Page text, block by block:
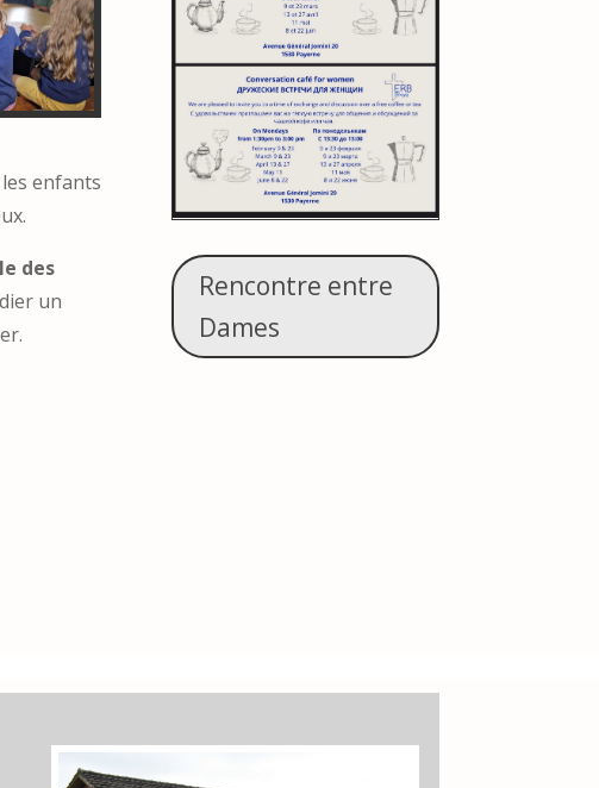
enfants
des
un
Rencontre entre
Dames